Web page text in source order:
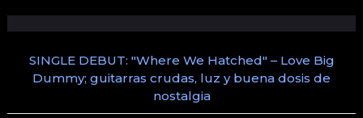
SINGLE DEBUT: "Where We Hatched" – Love Big
Dummy; guitarras crudas, luz y buena dosis de
nostalgia